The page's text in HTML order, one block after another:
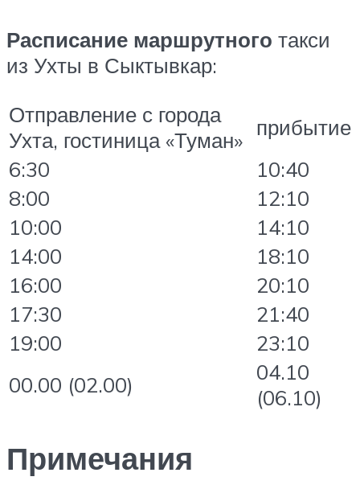
Расписание маршрутного такси
из Ухты в Сыктывкар:
Отправление с города
Ухта, гостиница «Туман» прибытие
6:30
10:40
8:00
12:10
10:00
14:10
14:00
18:10
16:00
20:10
17:30
21:40
19:00
23:10
00.00 (02.00)
04.10
(06.10)
Примечания